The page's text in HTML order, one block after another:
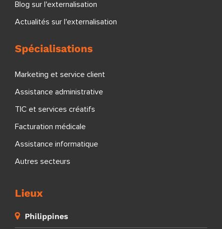
Blog sur l'externalisation
Actualités sur l'externalisation
Spécialisations
Marketing et service client
Assistance administrative
TIC et services créatifs
Facturation médicale
Assistance informatique
Autres secteurs
Lieux
Philippines